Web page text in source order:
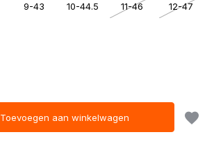
9-43 10-44.5 11-46 12-47
Toevoegen aan winkelwagen